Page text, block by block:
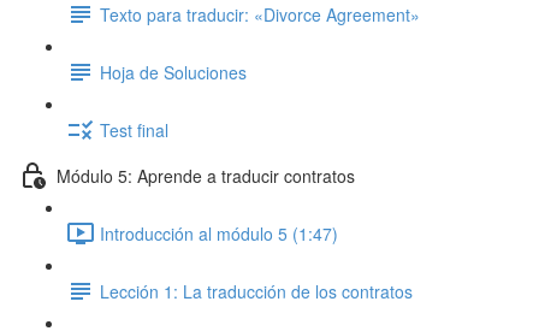
Texto para traducir: «Divorce Agreement»
Hoja de Soluciones
Test final
Módulo 5: Aprende a traducir contratos
Introducción al módulo 5 (1:47)
Lección 1: La traducción de los contratos